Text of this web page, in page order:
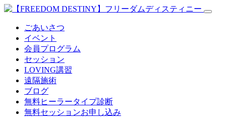
ごあいさつ
イベント
会員プログラム
セッション
LOVING講習
遠隔施術
ブログ
無料ヒーラータイプ診断
無料セッションお申し込み